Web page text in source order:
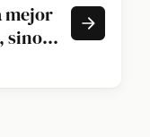
mejor
sino